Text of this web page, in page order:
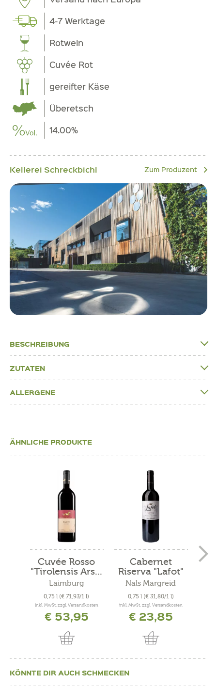
4-7 Werktage
Rotwein
Cuvée Rot
gereifter Käse
Überetsch
14.00%
Kellerei Schreckbichl Zum Produzent
BESCHREIBUNG
ZUTATEN
ALLERGENE
ÄHNLICHE PRODUKTE
Cuvée Rosso
"Tirolensis Ars...
Laimburg
0,75 l (€ 71,93/1 l)
inkl. MwSt. zzgl. Versandkosten
€ 53,95
Cabernet
Riserva "Lafot"
2021
Nals Margreid
0,75 l (€ 31,80/1 l)
inkl. MwSt. zzgl. Versandkosten
€ 23,85
KÖNNTE DIR AUCH SCHMECKEN